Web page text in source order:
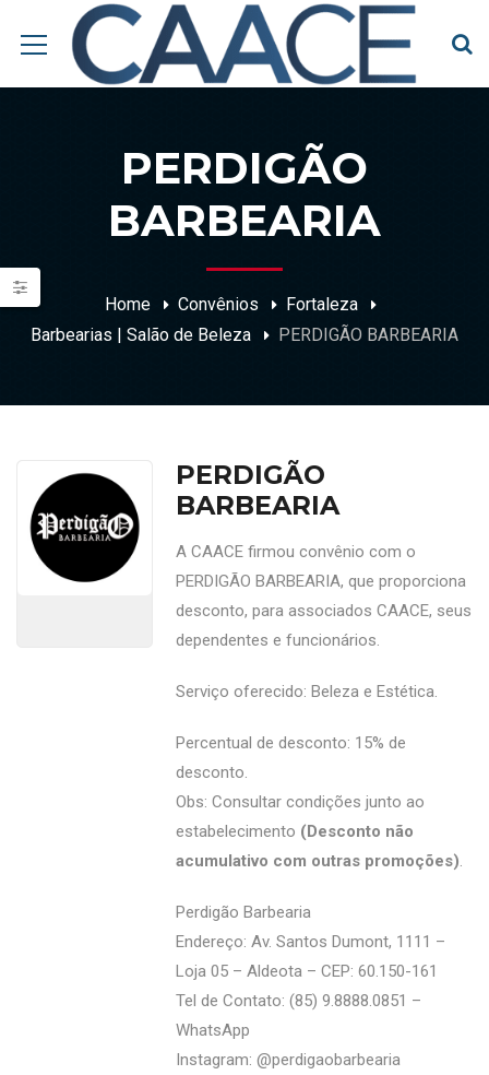
PERDIGÃO
BARBEARIA
Home Convênios
Fortaleza
Barbearias | Salão de Beleza
PERDIGÃO BARBEARIA
PERDIGÃO
BARBEARIA
A CAACE firmou convênio com o
PERDIGÃO BARBEARIA, que proporciona
desconto, para associados CAACE, seus
dependentes e funcionários.
Serviço oferecido: Beleza e Estética.
Percentual de desconto: 15% de
desconto.
Obs: Consultar condições junto ao
estabelecimento (Desconto não
acumulativo com outras promoções).
Perdigão Barbearia
Endereço: Av. Santos Dumont, 1111 –
Loja 05 – Aldeota – CEP: 60.150-161
Tel de Contato: (85) 9.8888.0851 –
WhatsApp
Instagram: @perdigaobarbearia